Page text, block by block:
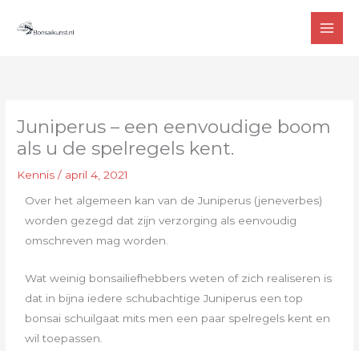
naar
Juniperus – een eenvoudige boom
als u de spelregels kent.
Kennis / april 4, 2021
Over het algemeen kan van de Juniperus (jeneverbes)
worden gezegd dat zijn verzorging als eenvoudig
omschreven mag worden.
Wat weinig bonsailiefhebbers weten of zich realiseren is
dat in bijna iedere schubachtige Juniperus een top
bonsai schuilgaat mits men een paar spelregels kent en
wil toepassen.